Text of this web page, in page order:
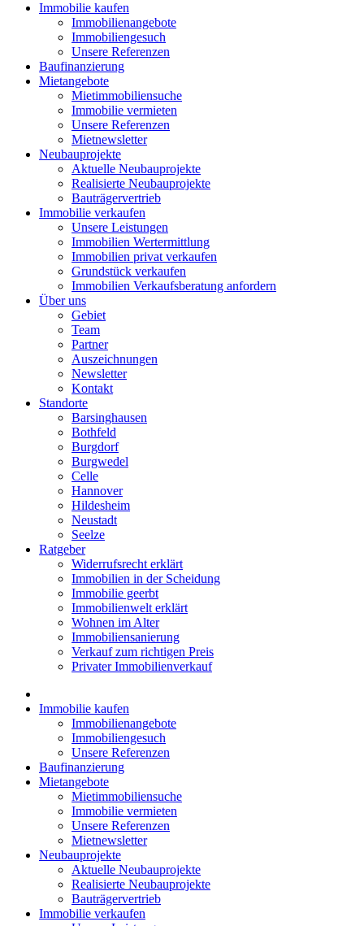
Immobilie kaufen
Immobilienangebote
Immobiliengesuch
Unsere Referenzen
Baufinanzierung
Mietangebote
Mietimmobiliensuche
Immobilie vermieten
Unsere Referenzen
Mietnewsletter
Neubauprojekte
Aktuelle Neubauprojekte
Realisierte Neubauprojekte
Bauträgervertrieb
Immobilie verkaufen
Unsere Leistungen
Immobilien Wertermittlung
Immobilien privat verkaufen
Grundstück verkaufen
Immobilien Verkaufsberatung anfordern
Über uns
Gebiet
Team
Partner
Auszeichnungen
Newsletter
Kontakt
Standorte
Barsinghausen
Bothfeld
Burgdorf
Burgwedel
Celle
Hannover
Hildesheim
Neustadt
Seelze
Ratgeber
Widerrufsrecht erklärt
Immobilien in der Scheidung
Immobilie geerbt
Immobilienwelt erklärt
Wohnen im Alter
Immobiliensanierung
Verkauf zum richtigen Preis
Privater Immobilienverkauf
Immobilie kaufen
Immobilienangebote
Immobiliengesuch
Unsere Referenzen
Baufinanzierung
Mietangebote
Mietimmobiliensuche
Immobilie vermieten
Unsere Referenzen
Mietnewsletter
Neubauprojekte
Aktuelle Neubauprojekte
Realisierte Neubauprojekte
Bauträgervertrieb
Immobilie verkaufen